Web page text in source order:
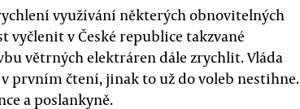
využívání některých obnovitelných
v České republice takzvané
větrných elektráren dále zrychlit. Vláda
prvním čtení, jinak to už do voleb nestihne.
a poslankyně.